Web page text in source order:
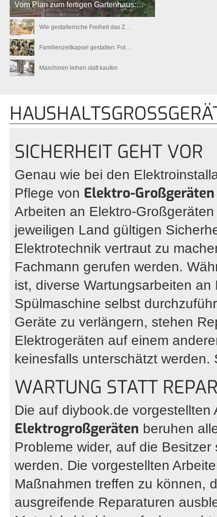
Vom Plan zum fertigen Gartenhaus:…
Wie gestalterische Freiheit das Z…
Familienzeitkapsel gestalten: Fot…
Maschinen leihen statt kaufen
SICHERHEIT GEHT VOR
Genau wie bei den
Pflege von Elektro-Großgeräten
Arbeiten an Elektro-
jeweiligen Land gültigen
Elektrotechnik vertraut zu
Fachmann gerufen werden.
ist, diverse Wartungsarbeiten
Spülmaschine selbst
Geräte zu verlängern, stehen
Elektrogeräten auf einem
keinesfalls unterschätzt werden.
WARTUNG STATT
Die auf diybook.de vorgestellten
Elektrogroßgeräten beruhen
Probleme wider, auf die
werden. Die vorgestellten
Maßnahmen treffen zu können,
ausgreifende Reparaturen